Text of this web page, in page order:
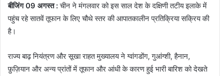
बीजिंग 09 अगस्त :चीन ने मंगलवार को इस साल देश के दक्षिणी तटीय इलाके में
पहुंच रहे सातवें तूफान के लिए चौथे स्तर की आपातकालीन प्रतिक्रिया सक्रिय की
है।
राज्य बाढ़ नियंत्रण और सूखा राहत मुख्यालय ने ग्वांगडोंग, गुआंग्शी, हैनान,
फ़ुज़ियान और अन्य प्रांतों में तूफान और आंधी के कारण हुई भारी बारिश को देखते